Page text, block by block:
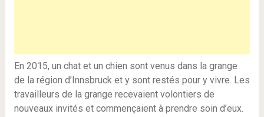
En 2015, un chat et un chien sont venus dans la grange
de la région d’Innsbruck et y sont restés pour y vivre. Les
travailleurs de la grange recevaient volontiers de
nouveaux invités et commençaient à prendre soin d’eux.